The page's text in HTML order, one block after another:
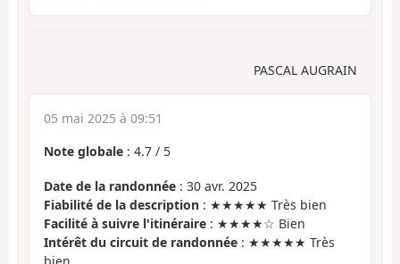
PASCAL AUGRAIN
05 mai 2025 à 09:51
Note globale : 4.7 / 5
Date de la randonnée : 30 avr. 2025
Fiabilité de la description : ★★★★★ Très bien
Facilité à suivre l'itinéraire : ★★★★☆ Bien
Intérêt du circuit de randonnée : ★★★★★ Très